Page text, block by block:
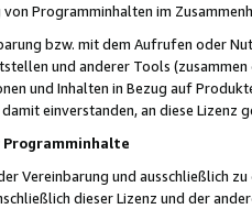
Programminhalten im
bzw. mit dem Aufrufen oder
und anderer Tools (zusammen
und Inhalten in Bezug auf
einverstanden, an diese Lizenz
Vereinbarung und ausschließlich
dieser Lizenz und der